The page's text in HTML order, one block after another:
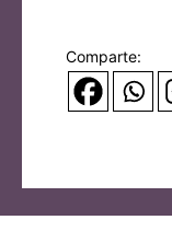
Comparte: